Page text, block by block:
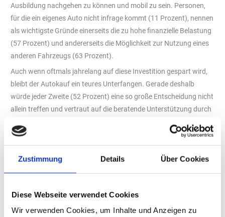
Zustimmung Details Über Cookies
Diese Webseite verwendet Cookies
Wir verwenden Cookies, um Inhalte und Anzeigen zu
Ausbildung nachgehen zu können und mobil zu sein. Personen,
für die ein eigenes Auto nicht infrage kommt (11 Prozent), nennen
als wichtigste Gründe einerseits die zu hohe finanzielle Belastung
(57 Prozent) und andererseits die Möglichkeit zur Nutzung eines
anderen Fahrzeugs (63 Prozent).
Auch wenn oftmals jahrelang auf diese Investition gespart wird,
bleibt der Autokauf ein teures Unterfangen. Gerade deshalb
würde jeder Zweite (52 Prozent) eine so große Entscheidung nicht
allein treffen und vertraut auf die beratende Unterstützung durch
unterscheiden sich die Sichtweisen in Bezug auf diese Frage
zwischen Männern und Frauen: Während 42 Prozent der Männer
sich bei der Kaufentscheidung ausschließlich auf ihr eigenes
Fachwissen verlassen, sind es bei den Frauen mit nur 12 Prozent
Mittlerweile gibt es unzählige Möglichkeiten in verschiedenen